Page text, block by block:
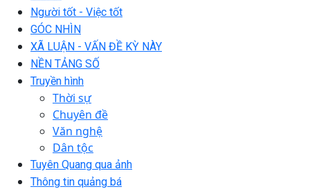
Người tốt - Việc tốt
GÓC NHÌN
XÃ LUẬN - VẤN ĐỀ KỲ NÀY
NỀN TẢNG SỐ
Truyền hình
Thời sự
Chuyên đề
Văn nghệ
Dân tộc
Tuyên Quang qua ảnh
Thông tin quảng bá